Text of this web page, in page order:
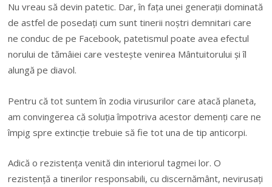
Nu vreau să devin patetic. Dar, în fața unei generații dominată
de astfel de posedați cum sunt tinerii noștri demnitari care
ne conduc de pe Facebook, patetismul poate avea efectul
norului de tămâiei care vestește venirea Mântuitorului și îl
alungă pe diavol.
Pentru că tot suntem în zodia virusurilor care atacă planeta,
am convingerea că soluția împotriva acestor demenți care ne
împig spre extincție trebuie să fie tot una de tip anticorpi.
Adică o rezistența venită din interiorul tagmei lor. O
rezistență a tinerilor responsabili, cu discernământ, nevirusați